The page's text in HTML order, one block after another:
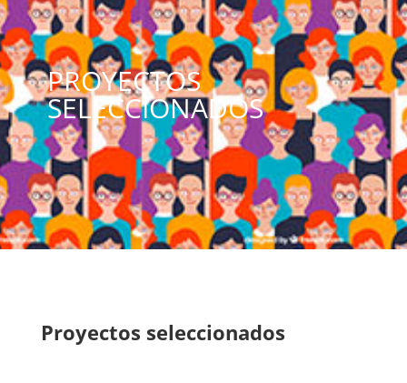
PROYECTOS
SELECCIONADOS
Proyectos seleccionados